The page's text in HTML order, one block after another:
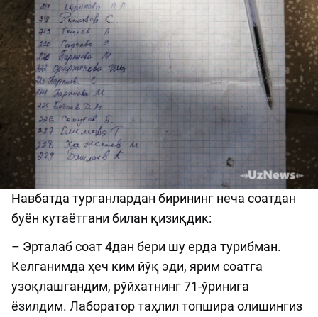
Навбатда турганлардан бирининг неча соатдан
буён кутаётгани билан қизиқдик:
– Эрталаб соат 4дан бери шу ерда турибман.
Келганимда ҳеч ким йўқ эди, ярим соатга
узоқлашгандим, рўйхатнинг 71-ўринига
ёзилдим. Лаборатор таҳлил топшира олишингиз